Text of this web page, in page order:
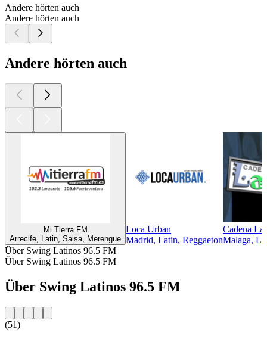
Andere hörten auch
Andere hörten auch
Andere hörten auch
Mi Tierra FM
Arrecife, Latin, Salsa, Merengue
Loca Urban
Madrid, Latin, Reggaeton
Cadena
Malaga,
Über Swing Latinos 96.5 FM
Über Swing Latinos 96.5 FM
Über Swing Latinos 96.5 FM
(51)